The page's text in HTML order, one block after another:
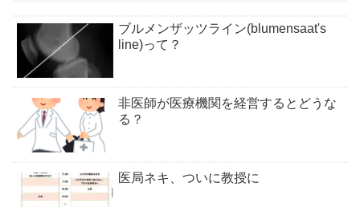
ブルメンザッツライン(blumensaat's
line)って？
非医師が医療機関を経営するとどうな
る？
医局ネキ、ついに教授に